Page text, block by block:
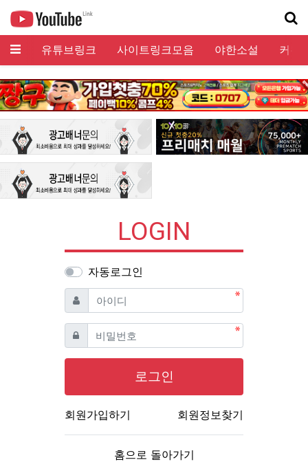
메뉴 유튜브링크 사이트링크모음 야한소설 커뮤
LOGIN
자동로그인
아이디 필수
비밀번호필수
로그인
회원가입하기 회원정보찾기
홈으로 돌아가기